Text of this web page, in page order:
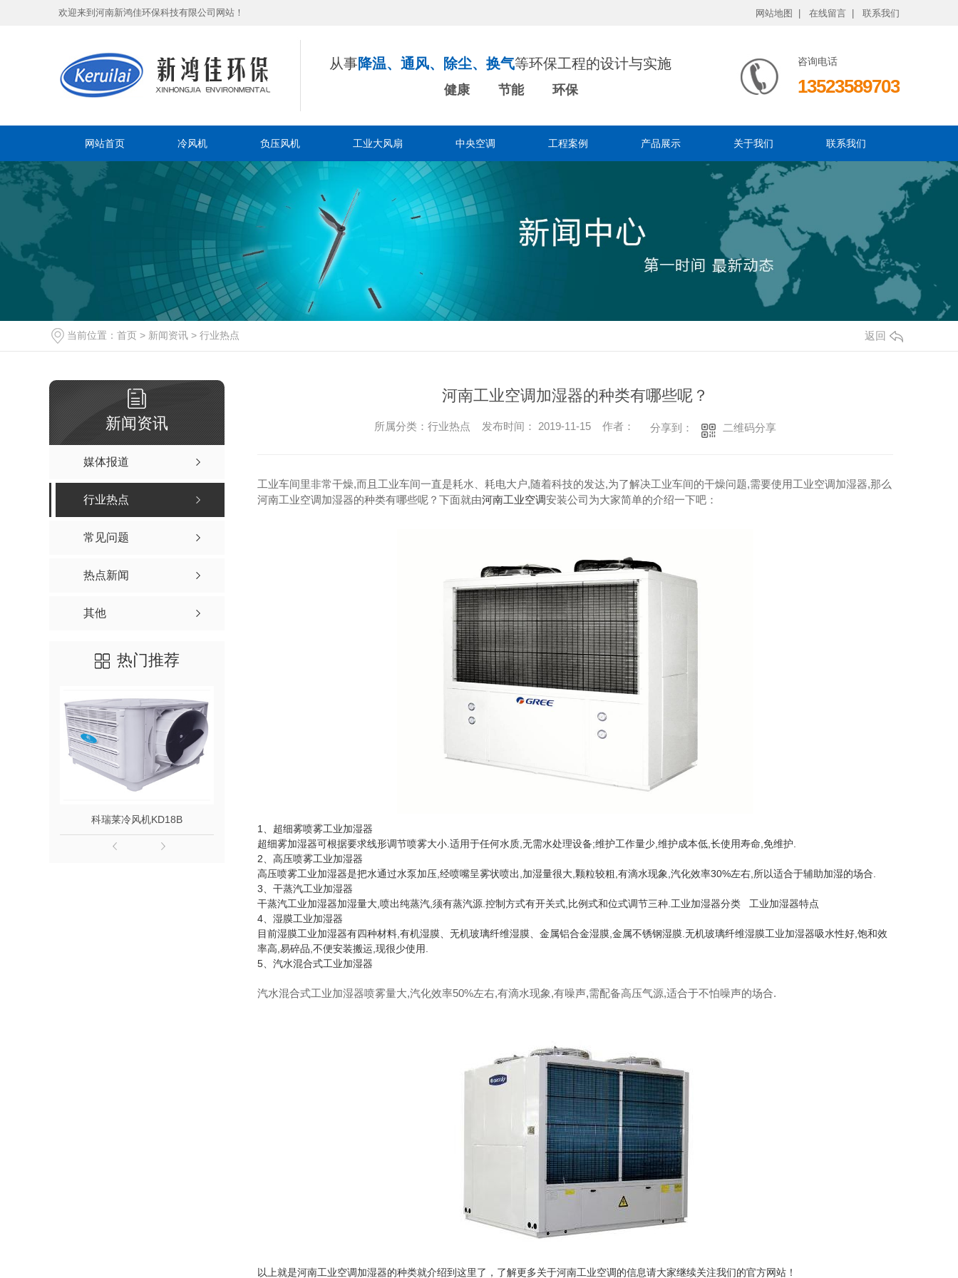
欢迎来到河南新鸿佳环保科技有限公司网站！ 网站地图 | 在线留言 | 联系我们
从事降温、通风、除尘、换气等环保工程的设计与实施
健康 节能 环保
咨询电话
13523589703
网站首页 冷风机 负压风机 工业大风扇 中央空调 工程案例 产品展示 关于我们 联系我们
当前位置： 首页 > 新闻资讯 > 行业热点 返回
新闻资讯
媒体报道
行业热点
常见问题
热点新闻
其他
热门推荐
科瑞莱冷风机KD18B
河南工业空调加湿器的种类有哪些呢？
所属分类：行业热点 发布时间： 2019-11-15 作者： 分享到： 二维码分享
工业车间里非常干燥,而且工业车间一直是耗水、耗电大户,随着科技的发达,为了解决工业车间的干燥问题,需要使用工业空调加湿器,那么
河南工业空调加湿器的种类有哪些呢？下面就由河南工业空调安装公司为大家简单的介绍一下吧：
1、超细雾喷雾工业加湿器
超细雾加湿器可根据要求线形调节喷雾大小.适用于任何水质,无需水处理设备;维护工作量少,维护成本低,长使用寿命,免维护.
2、高压喷雾工业加湿器
高压喷雾工业加湿器是把水通过水泵加压,经喷嘴呈雾状喷出,加湿量很大,颗粒较粗,有滴水现象,汽化效率30%左右,所以适合于辅助加湿的场合.
3、干蒸汽工业加湿器
干蒸汽工业加湿器加湿量大,喷出纯蒸汽,须有蒸汽源.控制方式有开关式,比例式和位式调节三种.工业加湿器分类 工业加湿器特点
4、湿膜工业加湿器
目前湿膜工业加湿器有四种材料,有机湿膜、无机玻璃纤维湿膜、金属铝合金湿膜,金属不锈钢湿膜.无机玻璃纤维湿膜工业加湿器吸水性好,饱和效
率高,易碎品,不便安装搬运,现很少使用.
5、汽水混合式工业加湿器
汽水混合式工业加湿器喷雾量大,汽化效率50%左右,有滴水现象,有噪声,需配备高压气源,适合于不怕噪声的场合.
以上就是河南工业空调加湿器的种类就介绍到这里了，了解更多关于河南工业空调的信息请大家继续关注我们的官方网站！